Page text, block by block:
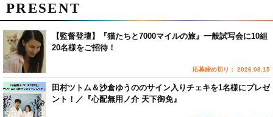
PRESENT
【監督登壇】『猫たちと7000マイルの旅』一般試写会に10組
20名様をご招待！
応募締め切り： 2026.08.15
田村ツトム＆沙倉ゆうののサイン入りチェキを1名様にプレゼ
ント！／『心配無用ノ介 天下御免』